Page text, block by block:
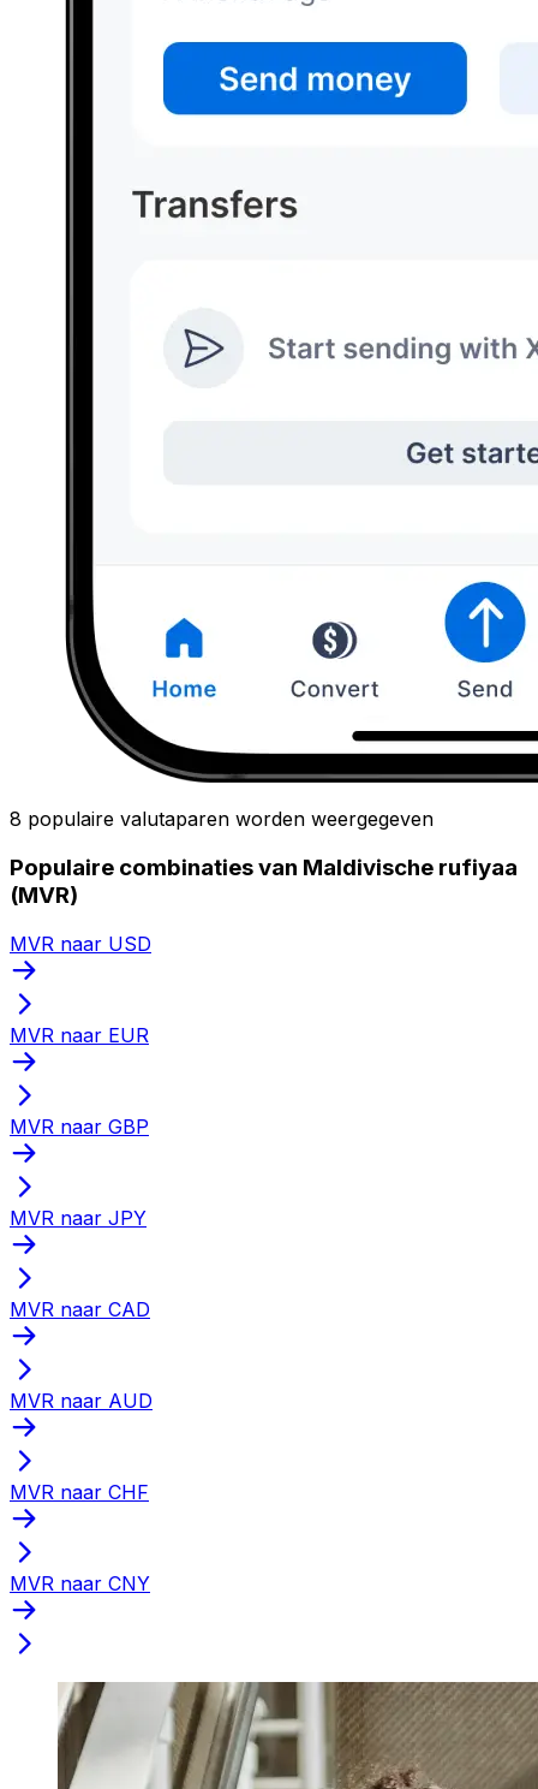
8 populaire valutaparen worden weergegeven
Populaire combinaties van Maldivische rufiyaa
(MVR)
MVR naar USD
MVR naar EUR
MVR naar GBP
MVR naar JPY
MVR naar CAD
MVR naar AUD
MVR naar CHF
MVR naar CNY